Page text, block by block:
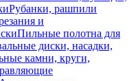
Рубанки, рашпили
и
Пильные полотна для
диски, насадки,
камни, круги,